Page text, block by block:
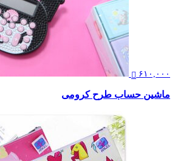
۶۱۰,۰۰۰
ماشین حساب طرح کرومی